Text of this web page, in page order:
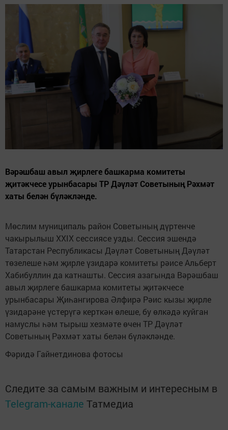
Вәрәшбаш авыл җирлеге башкарма комитеты
җитәкчесе урынбасары ТР Дәүләт Советының Рәхмәт
хаты белән бүләкләнде.
Мөслим муниципаль район Советының дүртенче
чакырылыш XXIX сессиясе узды. Сессия эшендә
Татарстан Республикасы Дәүләт Советының Дәүләт
төзелеше һәм җирле үзидарә комитеты рәисе Альберт
Хабибуллин да катнашты. Сессия азагында Вәрәшбаш
авыл җирлеге башкарма комитеты җитәкчесе
урынбасары Җиһангирова Әлфирә Рәис кызы җирле
үзидарәне үстерүгә керткән өлеше, бу өлкәдә куйган
намуслы һәм тырыш хезмәте өчен ТР Дәүләт
Советының Рәхмәт хаты белән бүләкләнде.
Фәридә Гайнетдинова фотосы
Следите за самым важным и интересным в
Telegram-канале Татмедиа